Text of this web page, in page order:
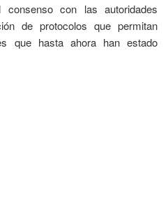
con las autoridades
de protocolos que permitan
que hasta ahora han estado